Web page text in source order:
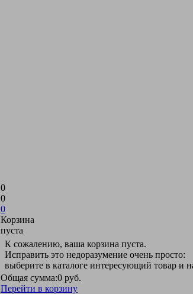
0
0
0
Корзина
пуста
К сожалению, ваша корзина пуста.
Исправить это недоразумение очень просто:
выберите в каталоге интересующий товар и
Общая сумма:0 руб.
Перейти в корзину